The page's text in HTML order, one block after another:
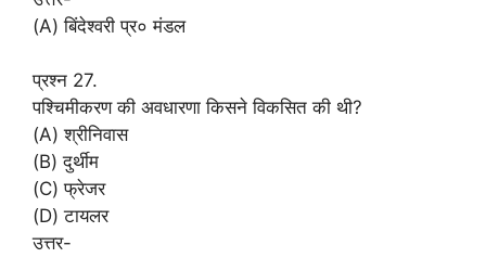
(A) बिंदेश्वरी प्र० मंडल
प्रश्न 27.
पश्चिमीकरण की अवधारणा किसने विकसित की थी?
(A) श्रीनिवास
(B) दुर्थीम
(C) फ्रेजर
(D) टायलर
उत्तर-